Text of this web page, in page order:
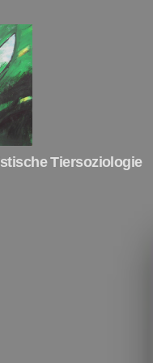
Tiersoziologie